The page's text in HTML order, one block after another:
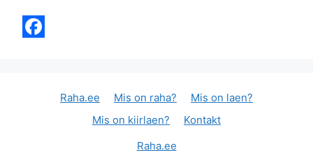
Raha.ee Mis on raha?
Mis on laen?
Mis on kiirlaen?
Kontakt
Raha.ee